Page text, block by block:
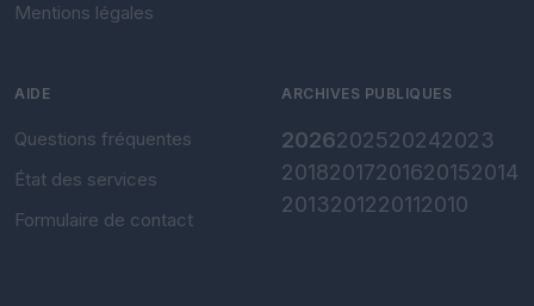
Mentions légales
AIDE
Questions fréquentes
État des services
Formulaire de contact
ARCHIVES PUBLIQUES
2026202520242023
20182017201620152014
2013201220112010